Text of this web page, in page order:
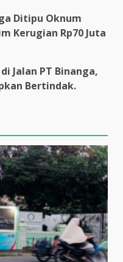
Ditipu Oknum
Kerugian Rp70 Juta
Jalan PT Binanga,
Bertindak.